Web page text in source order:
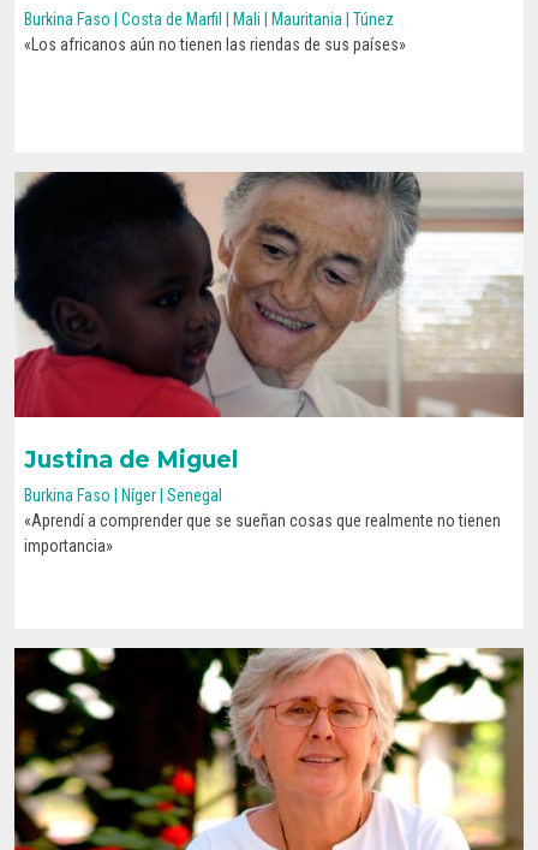
Burkina Faso | Costa de Marfil | Mali | Mauritania | Túnez
«Los africanos aún no tienen las riendas de sus países»
CONOCE SU HISTORIA
Justina de Miguel
Burkina Faso | Níger | Senegal
«Aprendí a comprender que se sueñan cosas que realmente no tienen
importancia»
CONOCE SU HISTORIA